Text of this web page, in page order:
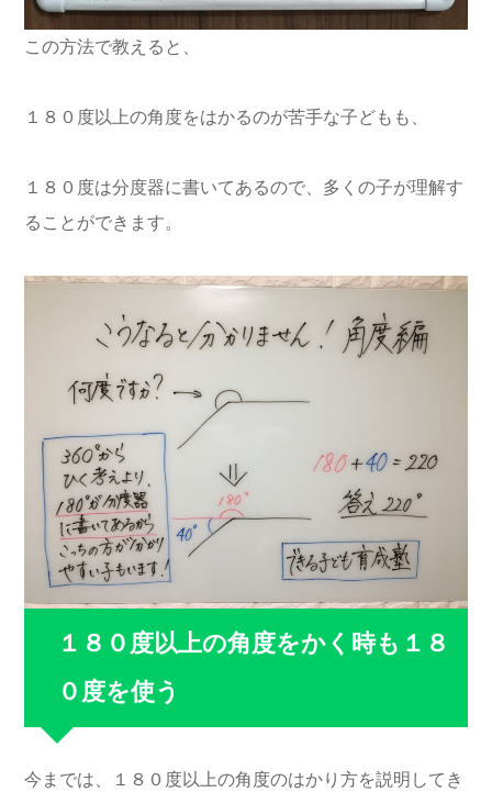
この方法で教えると、
１８０度以上の角度をはかるのが苦手な子どもも、
１８０度は分度器に書いてあるので、多くの子が理解す
ることができます。
１８０度以上の角度をかく時も１８
０度を使う
今までは、１８０度以上の角度のはかり方を説明してき